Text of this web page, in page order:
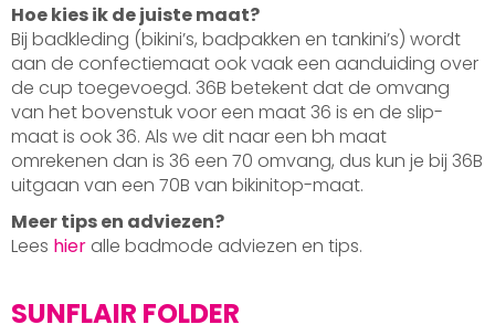
Hoe kies ik de juiste maat?
Bij badkleding (bikini’s, badpakken en tankini’s) wordt
aan de confectiemaat ook vaak een aanduiding over
de cup toegevoegd. 36B betekent dat de omvang
van het bovenstuk voor een maat 36 is en de slip-
maat is ook 36. Als we dit naar een bh maat
omrekenen dan is 36 een 70 omvang, dus kun je bij 36B
uitgaan van een 70B van bikinitop-maat.
Meer tips en adviezen?
Lees hier alle badmode adviezen en tips.
SUNFLAIR FOLDER